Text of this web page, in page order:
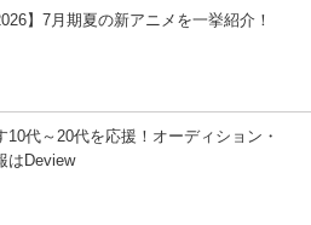
】7月期夏の新アニメを一挙紹介！
10代～20代を応援！オーディション・
はDeview